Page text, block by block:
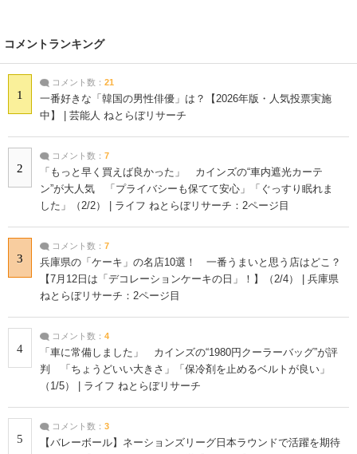
コメントランキング
1
コメント数： 21
一番好きな「韓国の男性俳優」は？【2026年版・人気投票実施
中】 | 芸能人 ねとらぼリサーチ
2
コメント数： 7
「もっと早く買えば良かった」 カインズの“車内遮光カーテ
ン”が大人気 「プライバシーも保てて安心」「ぐっすり眠れま
した」（2/2） | ライフ ねとらぼリサーチ：2ページ目
3
コメント数： 7
兵庫県の「ケーキ」の名店10選！ 一番うまいと思う店はどこ？
【7月12日は「デコレーションケーキの日」！】（2/4） | 兵庫県
ねとらぼリサーチ：2ページ目
4
コメント数： 4
「車に常備しました」 カインズの“1980円クーラーバッグ”が評
判 「ちょうどいい大きさ」「保冷剤を止めるベルトが良い」
（1/5） | ライフ ねとらぼリサーチ
5
コメント数： 3
【バレーボール】ネーションズリーグ日本ラウンドで活躍を期待